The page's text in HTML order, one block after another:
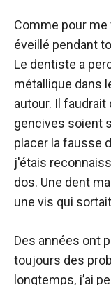
Comme pour me
éveillé pendant
Le dentiste a
métallique dans
autour. Il
gencives soient
placer la fausse
j'étais
dos. Une dent
une vis qui
Des années ont
toujours des
longtemps, j’ai